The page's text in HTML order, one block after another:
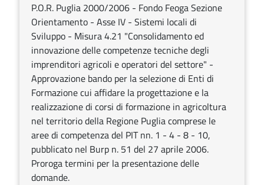
P.O.R. Puglia 2000/2006 - Fondo Feoga Sezione
Orientamento - Asse IV - Sistemi locali di
Sviluppo - Misura 4.21 "Consolidamento ed
innovazione delle competenze tecniche degli
imprenditori agricoli e operatori del settore" -
Approvazione bando per la selezione di Enti di
Formazione cui affidare la progettazione e la
realizzazione di corsi di formazione in agricoltura
nel territorio della Regione Puglia comprese le
aree di competenza del PIT nn. 1 - 4 - 8 - 10,
pubblicato nel Burp n. 51 del 27 aprile 2006.
Proroga termini per la presentazione delle
domande.